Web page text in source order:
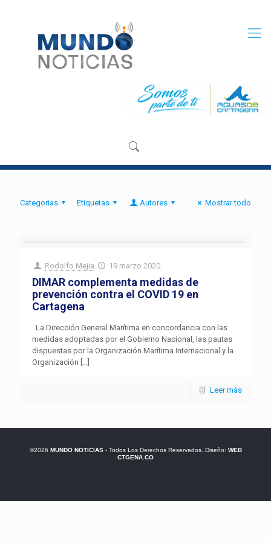
Categorias Etiquetas Autores Mostrar todo
Rodolfo Mejia 19 marzo 2020
DIMAR complementa medidas de
prevención contra el COVID 19 en
Cartagena
La Dirección General Marítima en concordancia con las
medidas adoptadas por el Gobierno Nacional, las pautas
dispuestas por la Organización Marítima Internacional y la
Organización […]
Leer más
©2026 MUNDO NOTICIAS- Todos Los Derechos Reservados. Diseño: WEB
CTGENA.CO